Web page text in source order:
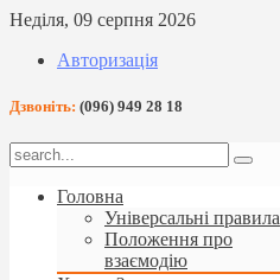
Неділя, 09 серпня 2026
Авторизація
Дзвоніть: (096) 949 28 18
Головна
Універсальні правила
Положення про
взаємодію